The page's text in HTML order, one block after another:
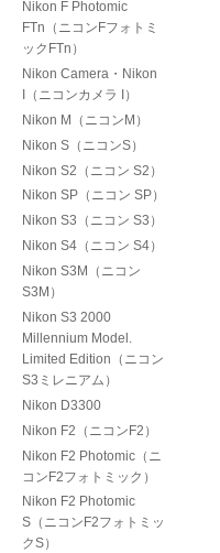
Nikon F Photomic
FTn（ニコンFフォトミ
ックFTn）
Nikon Camera・Nikon
I（ニコンカメラ I）
Nikon M（ニコンM）
Nikon S（ニコンS）
Nikon S2（ニコン S2）
Nikon SP（ニコン SP）
Nikon S3（ニコン S3）
Nikon S4（ニコン S4）
Nikon S3M（ニコン
S3M）
Nikon S3 2000
Millennium Model.
Limited Edition（ニコン
S3ミレニアム）
Nikon D3300
Nikon F2（ニコンF2）
Nikon F2 Photomic（ニ
コンF2フォトミック）
Nikon F2 Photomic
S（ニコンF2フォトミッ
クS）